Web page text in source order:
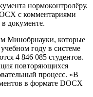
нормоконтролёру.
с комментариями
документе.
Минобрнауки, которые
году в системе
4 846 085 студентов.
повторяющихся
процесс. «В
в формате DOCX